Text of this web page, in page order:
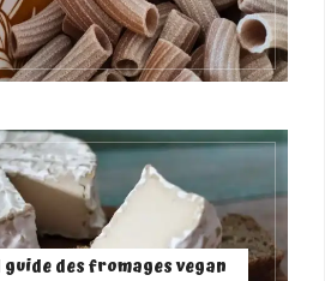
des fromages vegan